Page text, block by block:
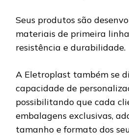
Seus produtos são
materiais de primeira
resistência e durabilidade.
A Eletroplast também se
capacidade de
possibilitando que cada
embalagens exclusivas,
tamanho e formato dos